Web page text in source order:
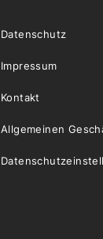
Datenschutz
Impressum
Kontakt
Allgemeinen